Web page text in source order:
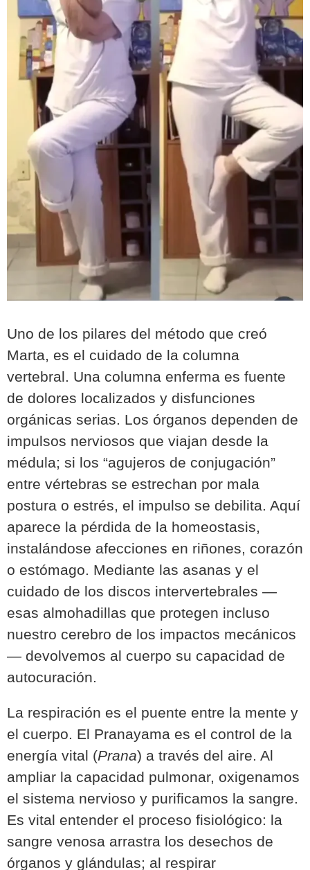
Uno de los pilares del método que creó
Marta, es el cuidado de la columna
vertebral. Una columna enferma es fuente
de dolores localizados y disfunciones
orgánicas serias. Los órganos dependen de
impulsos nerviosos que viajan desde la
médula; si los “agujeros de conjugación”
entre vértebras se estrechan por mala
postura o estrés, el impulso se debilita. Aquí
aparece la pérdida de la homeostasis,
instalándose afecciones en riñones, corazón
o estómago. Mediante las asanas y el
cuidado de los discos intervertebrales —
esas almohadillas que protegen incluso
nuestro cerebro de los impactos mecánicos
— devolvemos al cuerpo su capacidad de
autocuración.
La respiración es el puente entre la mente y
el cuerpo. El Pranayama es el control de la
energía vital (Prana) a través del aire. Al
ampliar la capacidad pulmonar, oxigenamos
el sistema nervioso y purificamos la sangre.
Es vital entender el proceso fisiológico: la
sangre venosa arrastra los desechos de
órganos y glándulas; al respirar